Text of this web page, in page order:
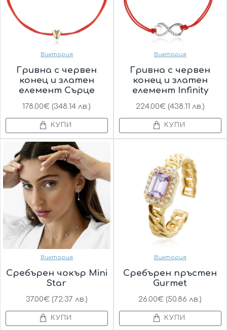
Виктория
Гривна с червен
конец и златен
елемент Сърце
178.00€ (348.14 лв.)
КУПИ
Виктория
Гривна с червен
конец и златен
елемент Infinity
224.00€ (438.11 лв.)
КУПИ
Виктория
Сребърен чокър Мini
Star
37.00€ (72.37 лв.)
КУПИ
Виктория
Сребърен пръстен
Gurmet
26.00€ (50.86 лв.)
КУПИ